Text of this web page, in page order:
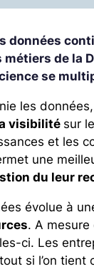
données
de la
se
les
visibilité sur
et les
une
du leur
évolue à
. A
ci. Les
si l’on